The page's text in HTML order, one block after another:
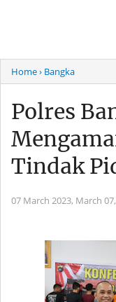
Home› Bangka
Polres
Tindak
07 March 2023, March